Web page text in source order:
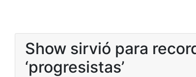
Show sirvió para
‘progresistas’